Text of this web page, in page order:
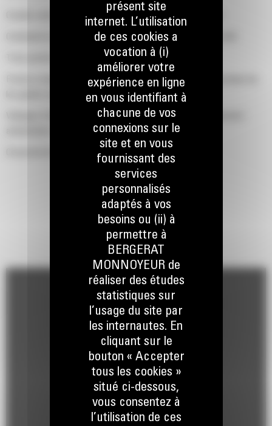
Grande zone d'entrée de câbles pour une facilité de pose
Contenant un disjoncteur unique ou multiple monté sur le côté
Trois portes de chaque côté
Portes à charnières verticales avec butoirs de porte permettant de
les garder ouvertes avec une rotation à 180°
Vidanges d'huile de lubrification et de liquide de refroidissement
acheminées vers l'extérieur de la base du capotage
Couvercle de l'orifice de remplissage du radiateur
présent site
internet. L’utilisation
de ces cookies a
vocation à (i)
améliorer votre
expérience en ligne
en vous identifiant à
chacune de vos
connexions sur le
site et en vous
fournissant des
services
personnalisés
adaptés à vos
besoins ou (ii) à
permettre à
BERGERAT
MONNOYEUR de
réaliser des études
statistiques sur
l’usage du site par
les internautes. En
cliquant sur le
bouton « Accepter
tous les cookies »
situé ci-dessous,
vous consentez à
l’utilisation de ces